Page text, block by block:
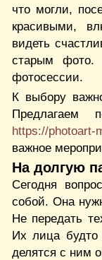
что могли,
красивыми,
видеть
старым фото.
фотосессии.
К выбору
Предлагаем
https://photoart-
важное
На долгую
Сегодня
собой. Она
Не передать
Их лица будто
делятся с ним